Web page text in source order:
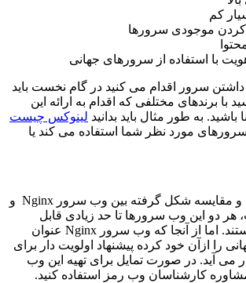
کم
موجودی سرورها
با استفاده از سرورهای جهانی
سرور اقدام می کنید در گام نخست باید
با برندهای مختلفی که اقدام به ارائه این
به طور مثال باید بدانید لینوکس چیست
سرورهای مورد نظر شما استفاده می کند یا
با همه این توضیحات و مقایسه شکل گرفته بین وب سرور Nginx و
هر دو این وب سرورها تا حد زیادی قابل
اعتماد و کاربردی هستند. اما از آنجا که وب سرور Nginx عنوان
را ازآن خود کرده پیشنهاد اولویت دار برای
می آید. در صورت تمایل برای تهیه این وب
کارشناسان وب رمز استفاده کنید.